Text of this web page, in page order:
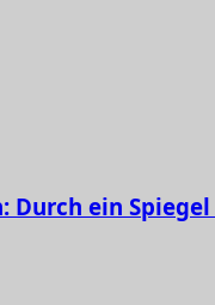
Durch ein